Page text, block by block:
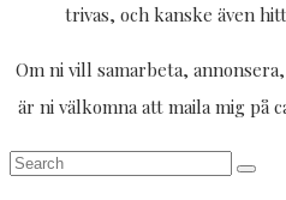
trivas, och kanske även
Om ni vill samarbeta,
är ni välkomna att maila mig på